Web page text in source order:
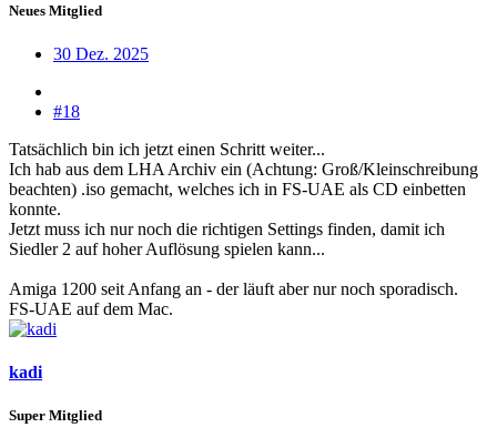
Neues Mitglied
30 Dez. 2025
#18
Tatsächlich bin ich jetzt einen Schritt weiter...
Ich hab aus dem LHA Archiv ein (Achtung: Groß/Kleinschreibung
beachten) .iso gemacht, welches ich in FS-UAE als CD einbetten
konnte.
Jetzt muss ich nur noch die richtigen Settings finden, damit ich
Siedler 2 auf hoher Auflösung spielen kann...
Amiga 1200 seit Anfang an - der läuft aber nur noch sporadisch.
FS-UAE auf dem Mac.
kadi
Super Mitglied